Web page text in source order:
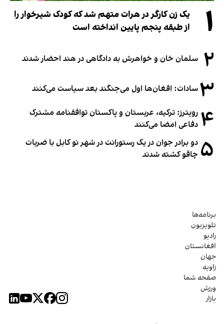
۱
یک زن کارگر در هرات متهم شد که کودک شیرخوار را
از طبقه پنجم پایین انداخته است
۲ سلمان خان و خواهرش به دادگاهی در هند احضار شدند
۳سادات: افغان‌ها اول می‌جنگند بعد سیاست می‌کنند
۴ رویترز: ترکیه، عربستان و پاکستان توافقنامه مشترک
دفاعی امضا می‌کنند
۵ دو برادر جوان در یک رستورانت در شهر نو کابل با ضربات
چاقو کشته شدند
برنامه‌ها
تلویزیون
رادیو
افغانستان
جهان
زاویه
صفحه شما
ورزش
بازار